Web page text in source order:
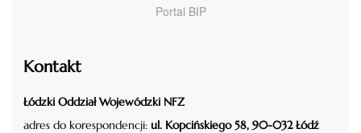
Portal BIP
Kontakt
Łódzki Oddział Wojewódzki NFZ
adres do korespondencji: ul. Kopcińskiego 58, 90-032 Łódź